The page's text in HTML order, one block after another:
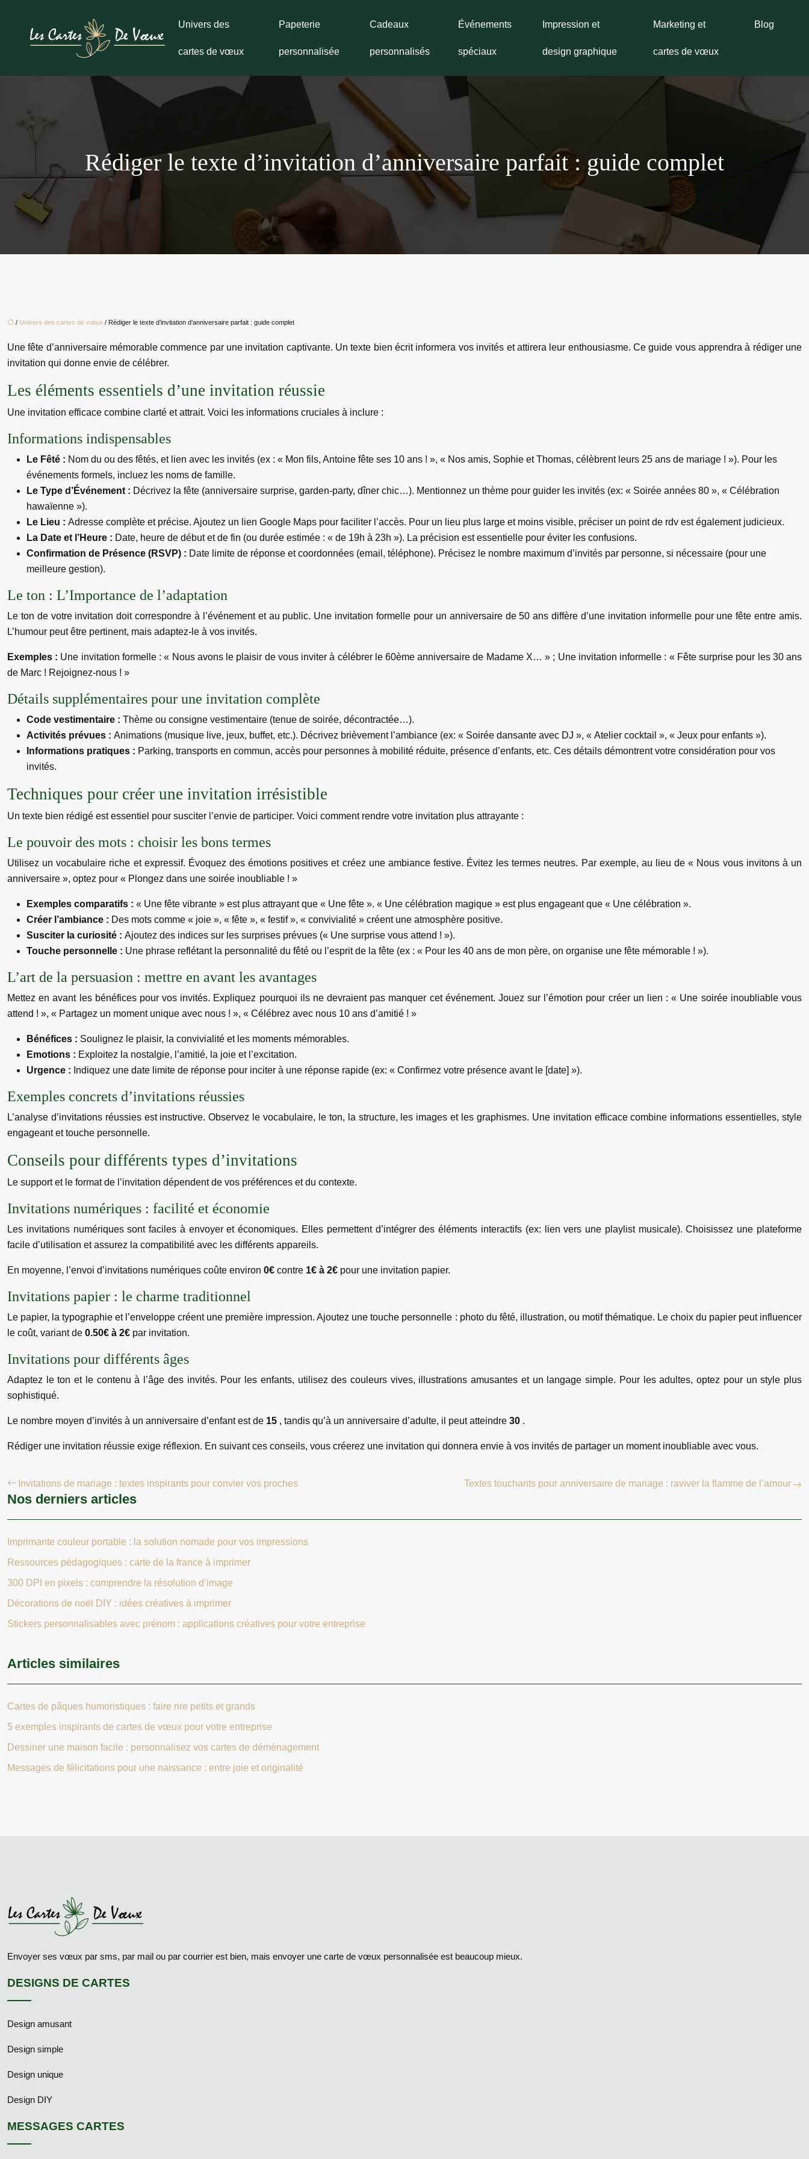
Univers des
cartes de vœux
Papeterie
personnalisée
Cadeaux
personnalisés
Événements
spéciaux
Impression et
design graphique
Marketing et
cartes de vœux
Blog
Rédiger le texte d’invitation d’anniversaire parfait : guide complet
/ Univers des cartes de vœux / Rédiger le texte d’invitation d’anniversaire parfait : guide complet
Une fête d’anniversaire mémorable commence par une invitation captivante. Un texte bien écrit informera vos invités et attirera leur enthousiasme. Ce guide vous apprendra à rédiger une
invitation qui donne envie de célébrer.
Les éléments essentiels d’une invitation réussie
Une invitation efficace combine clarté et attrait. Voici les informations cruciales à inclure :
Informations indispensables
Le Fêté : Nom du ou des fêtés, et lien avec les invités (ex : « Mon fils, Antoine fête ses 10 ans ! », « Nos amis, Sophie et Thomas, célèbrent leurs 25 ans de mariage ! »). Pour les
événements formels, incluez les noms de famille.
Le Type d’Événement : Décrivez la fête (anniversaire surprise, garden-party, dîner chic…). Mentionnez un thème pour guider les invités (ex: « Soirée années 80 », « Célébration
hawaïenne »).
Le Lieu : Adresse complète et précise. Ajoutez un lien Google Maps pour faciliter l’accès. Pour un lieu plus large et moins visible, préciser un point de rdv est également judicieux.
La Date et l’Heure : Date, heure de début et de fin (ou durée estimée : « de 19h à 23h »). La précision est essentielle pour éviter les confusions.
Confirmation de Présence (RSVP) : Date limite de réponse et coordonnées (email, téléphone). Précisez le nombre maximum d’invités par personne, si nécessaire (pour une
meilleure gestion).
Le ton : L’Importance de l’adaptation
Le ton de votre invitation doit correspondre à l’événement et au public. Une invitation formelle pour un anniversaire de 50 ans diffère d’une invitation informelle pour une fête entre amis.
L’humour peut être pertinent, mais adaptez-le à vos invités.
Exemples : Une invitation formelle : « Nous avons le plaisir de vous inviter à célébrer le 60ème anniversaire de Madame X… » ; Une invitation informelle : « Fête surprise pour les 30 ans
de Marc ! Rejoignez-nous ! »
Détails supplémentaires pour une invitation complète
Code vestimentaire : Thème ou consigne vestimentaire (tenue de soirée, décontractée…).
Activités prévues : Animations (musique live, jeux, buffet, etc.). Décrivez brièvement l’ambiance (ex: « Soirée dansante avec DJ », « Atelier cocktail », « Jeux pour enfants »).
Informations pratiques : Parking, transports en commun, accès pour personnes à mobilité réduite, présence d’enfants, etc. Ces détails démontrent votre considération pour vos
invités.
Techniques pour créer une invitation irrésistible
Un texte bien rédigé est essentiel pour susciter l’envie de participer. Voici comment rendre votre invitation plus attrayante :
Le pouvoir des mots : choisir les bons termes
Utilisez un vocabulaire riche et expressif. Évoquez des émotions positives et créez une ambiance festive. Évitez les termes neutres. Par exemple, au lieu de « Nous vous invitons à un
anniversaire », optez pour « Plongez dans une soirée inoubliable ! »
Exemples comparatifs : « Une fête vibrante » est plus attrayant que « Une fête ». « Une célébration magique » est plus engageant que « Une célébration ».
Créer l’ambiance : Des mots comme « joie », « fête », « festif », « convivialité » créent une atmosphère positive.
Susciter la curiosité : Ajoutez des indices sur les surprises prévues (« Une surprise vous attend ! »).
Touche personnelle : Une phrase reflétant la personnalité du fêté ou l’esprit de la fête (ex : « Pour les 40 ans de mon père, on organise une fête mémorable ! »).
L’art de la persuasion : mettre en avant les avantages
Mettez en avant les bénéfices pour vos invités. Expliquez pourquoi ils ne devraient pas manquer cet événement. Jouez sur l’émotion pour créer un lien : « Une soirée inoubliable vous
attend ! », « Partagez un moment unique avec nous ! », « Célébrez avec nous 10 ans d’amitié ! »
Bénéfices : Soulignez le plaisir, la convivialité et les moments mémorables.
Emotions : Exploitez la nostalgie, l’amitié, la joie et l’excitation.
Urgence : Indiquez une date limite de réponse pour inciter à une réponse rapide (ex: « Confirmez votre présence avant le [date] »).
Exemples concrets d’invitations réussies
L’analyse d’invitations réussies est instructive. Observez le vocabulaire, le ton, la structure, les images et les graphismes. Une invitation efficace combine informations essentielles, style
engageant et touche personnelle.
Conseils pour différents types d’invitations
Le support et le format de l’invitation dépendent de vos préférences et du contexte.
Invitations numériques : facilité et économie
Les invitations numériques sont faciles à envoyer et économiques. Elles permettent d’intégrer des éléments interactifs (ex: lien vers une playlist musicale). Choisissez une plateforme
facile d’utilisation et assurez la compatibilité avec les différents appareils.
En moyenne, l’envoi d’invitations numériques coûte environ 0€ contre 1€ à 2€ pour une invitation papier.
Invitations papier : le charme traditionnel
Le papier, la typographie et l’enveloppe créent une première impression. Ajoutez une touche personnelle : photo du fêté, illustration, ou motif thématique. Le choix du papier peut influencer
le coût, variant de 0.50€ à 2€ par invitation.
Invitations pour différents âges
Adaptez le ton et le contenu à l’âge des invités. Pour les enfants, utilisez des couleurs vives, illustrations amusantes et un langage simple. Pour les adultes, optez pour un style plus
sophistiqué.
Le nombre moyen d’invités à un anniversaire d’enfant est de 15 , tandis qu’à un anniversaire d’adulte, il peut atteindre 30 .
Rédiger une invitation réussie exige réflexion. En suivant ces conseils, vous créerez une invitation qui donnera envie à vos invités de partager un moment inoubliable avec vous.
Invitations de mariage : textes inspirants pour convier vos proches Textes touchants pour anniversaire de mariage : raviver la flamme de l’amour
Nos derniers articles
Imprimante couleur portable : la solution nomade pour vos impressions
Ressources pédagogiques : carte de la france à imprimer
300 DPI en pixels : comprendre la résolution d’image
Décorations de noël DIY : idées créatives à imprimer
Stickers personnalisables avec prénom : applications créatives pour votre entreprise
Articles similaires
Cartes de pâques humoristiques : faire rire petits et grands
5 exemples inspirants de cartes de vœux pour votre entreprise
Dessiner une maison facile : personnalisez vos cartes de déménagement
Messages de félicitations pour une naissance : entre joie et originalité
Envoyer ses vœux par sms, par mail ou par courrier est bien, mais envoyer une carte de vœux personnalisée est beaucoup mieux.
DESIGNS DE CARTES
Design amusant
Design simple
Design unique
Design DIY
MESSAGES CARTES